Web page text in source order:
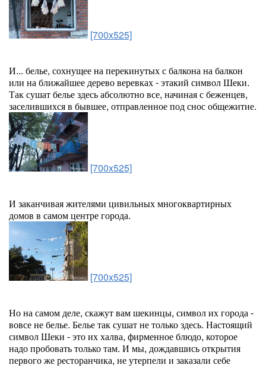
[700x525]
И... белье, сохнущее на перекинутых с балкона на балкон
или на ближайшее дерево веревках - этакий символ Шеки.
Так сушат белье здесь абсолютно все, начиная с беженцев,
заселившихся в бывшее, отправленное под снос общежитие.
[700x525]
И заканчивая жителями цивильных многоквартирных
домов в самом центре города.
[700x525]
Но на самом деле, скажут вам шекинцы, символ их города -
вовсе не белье. Белье так сушат не только здесь. Настоящий
символ Шеки - это их халва, фирменное блюдо, которое
надо пробовать только там. И мы, дождавшись открытия
первого же ресторанчика, не утерпели и заказали себе